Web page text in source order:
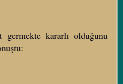
germekte kararlı olduğunu